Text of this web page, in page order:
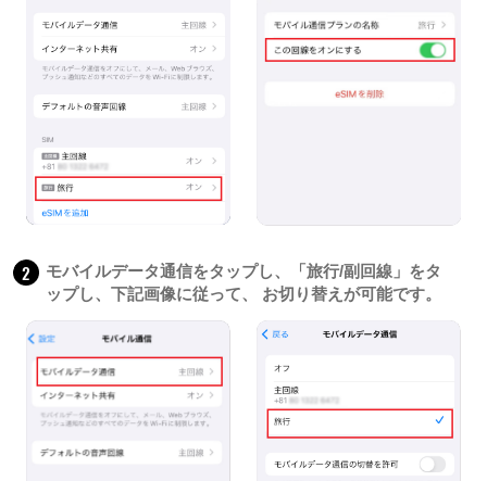
2
モバイルデータ通信をタップし、「旅行/副回線」をタ
ップし、下記画像に従って、 お切り替えが可能です。